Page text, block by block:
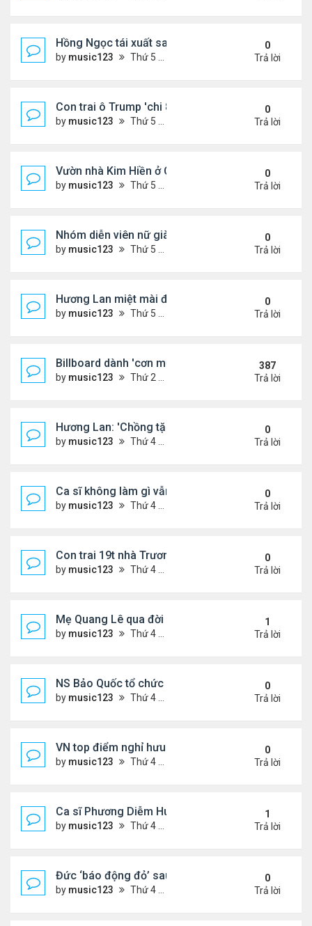
Hồng Ngọc tái xuất sau nhiều năm ở ẩn
by music123 Thứ 5 Tháng 8 06, 2026 4:48 pm
0
Trả lời
Con trai ô Trump 'chi 8.5 triệu để xóa ràng buộc
by music123 Thứ 5 Tháng 8 06, 2026 4:44 pm
0
Trả lời
Vườn nhà Kim Hiền ở California
by music123 Thứ 5 Tháng 8 06, 2026 4:39 pm
0
Trả lời
Nhóm diễn viên nữ giàu nhất thế giới
by music123 Thứ 5 Tháng 8 06, 2026 4:32 pm
0
Trả lời
Hương Lan miệt mài đi hát ở tuổi 70
by music123 Thứ 5 Tháng 8 06, 2026 4:22 pm
0
Trả lời
Billboard dành 'cơn mưa' lời khen BTS
by music123 Thứ 2 Tháng 10 19, 2020 11:31 am
387
Trả lời
Hương Lan: 'Chồng tặng tôi khu vườn tình yêu'
by music123 Thứ 4 Tháng 8 05, 2026 7:15 pm
0
Trả lời
Ca sĩ không làm gì vẫn kiếm được 400 triệu đồng/
by music123 Thứ 4 Tháng 8 05, 2026 7:11 pm
0
Trả lời
Con trai 19t nhà Trương Bá Chi - Tạ Đình Phong
by music123 Thứ 4 Tháng 8 05, 2026 7:03 pm
0
Trả lời
Mẹ Quang Lê qua đời sau 2 năm đột quỵ.
by music123 Thứ 4 Tháng 8 05, 2026 6:53 pm
1
Trả lời
NS Bảo Quốc tổ chức sn cho bà xã
by music123 Thứ 4 Tháng 8 05, 2026 6:51 pm
0
Trả lời
VN top điểm nghỉ hưu lý tưởng cho người Mỹ
by music123 Thứ 4 Tháng 8 05, 2026 6:46 pm
0
Trả lời
Ca sĩ Phương Diễm Huyền bị khởi tố
by music123 Thứ 4 Tháng 8 05, 2026 6:38 pm
1
Trả lời
Đức ‘báo động đỏ’ sau vụ phát hiện UAV mang
by music123 Thứ 4 Tháng 8 05, 2026 6:28 pm
0
Trả lời